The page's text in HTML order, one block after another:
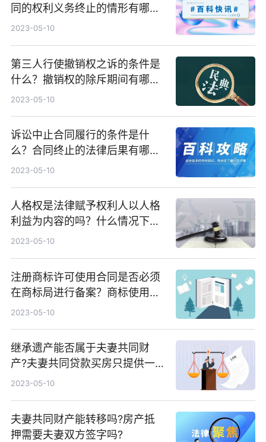
同的权利义务终止的情形有哪
些？
2023-05-10
第三人行使撤销权之诉的条件是
什么？撤销权的除斥期间有哪些
规定？
2023-05-10
诉讼中止合同履行的条件是什
么？合同终止的法律后果有哪
些？
2023-05-10
人格权是法律赋予权利人以人格
利益为内容的吗？什么情况下不
构成侵害人格权？
2023-05-10
注册商标许可使用合同是否必须
在商标局进行备案？商标使用许
可合同范文完整版分享来啦
2023-05-10
继承遗产能否属于夫妻共同财
产?夫妻共同贷款买房只提供一
方收入证明可以吗?
2023-05-10
夫妻共同财产能转移吗?房产抵
押需要夫妻双方签字吗?